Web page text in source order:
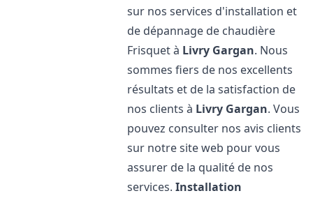
sur nos services d'installation et
de dépannage de chaudière
Frisquet à Livry Gargan. Nous
sommes fiers de nos excellents
résultats et de la satisfaction de
nos clients à Livry Gargan. Vous
pouvez consulter nos avis clients
sur notre site web pour vous
assurer de la qualité de nos
services.Installation